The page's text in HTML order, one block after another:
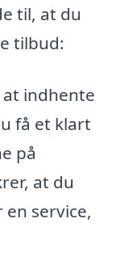
til, at du
tilbud:
at indhente
få et klart
på
at du
service,